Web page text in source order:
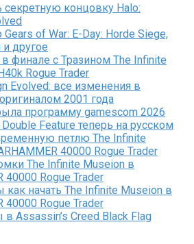
секретную концовку Halo:
of War: E-Day: Horde Siege,
другое
финале с Тразином The Infinite
Rogue Trader
Evolved: все изменения в
2001 года
программу gamescom 2026
Feature теперь на русском
петлю The Infinite
40000 Rogue Trader
The Infinite Museion в
40000 Rogue Trader
как начать The Infinite Museion в
40000 Rogue Trader
в Assassin’s Creed Black Flag